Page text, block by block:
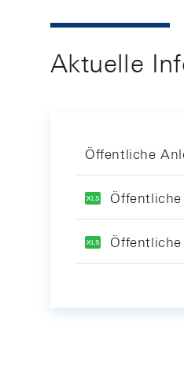
Aktuelle
Öffentliche